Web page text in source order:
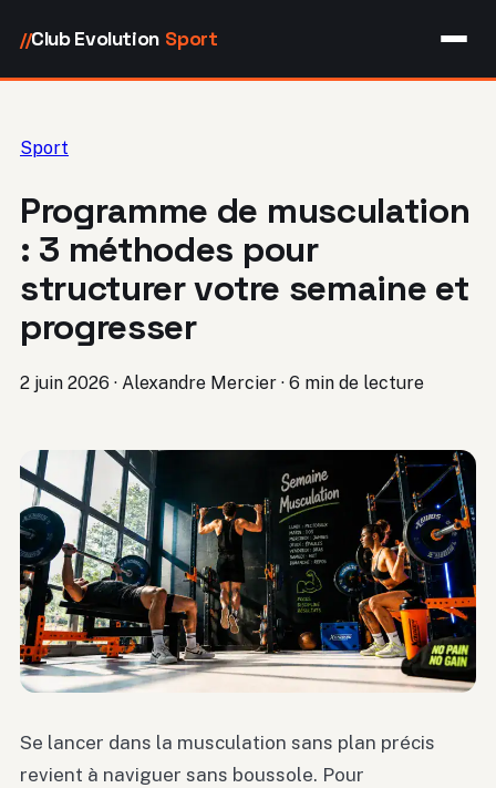
//Club Evolution Sport
Sport
Programme de musculation
: 3 méthodes pour
structurer votre semaine et
progresser
2 juin 2026 · Alexandre Mercier · 6 min de lecture
Se lancer dans la musculation sans plan précis
revient à naviguer sans boussole. Pour